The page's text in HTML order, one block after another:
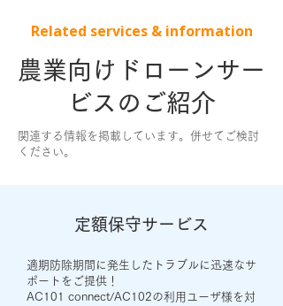
Related services & information
農業向けドローンサー
ビスのご紹介
関連する情報を掲載しています。併せてご検討
ください。
定額保守サービス
適期防除期間に発生したトラブルに迅速なサ
ポートをご提供！
AC101 connect/AC102の利用ユーザ様を対